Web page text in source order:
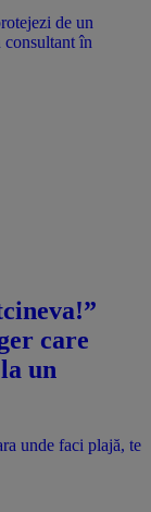
de un
consultant în
care
un
unde faci plajă, te